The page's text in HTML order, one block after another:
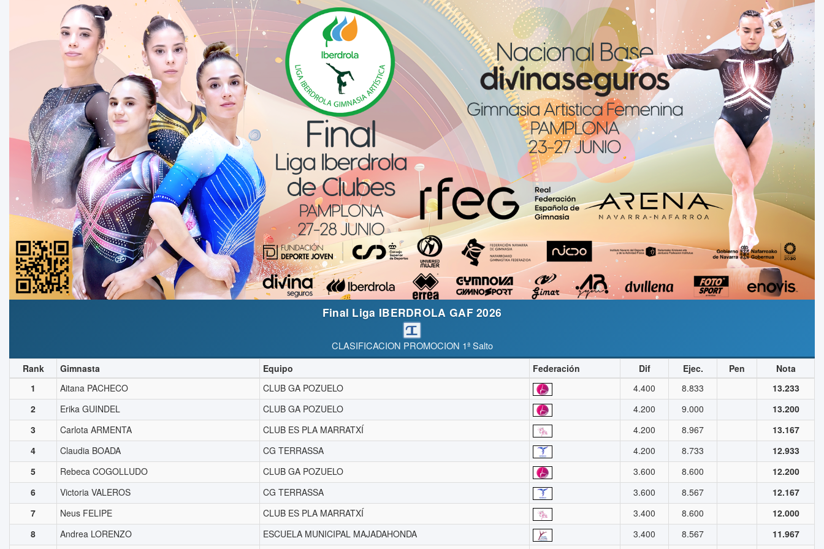
Final Liga IBERDROLA GAF 2026
CLASIFICACION PROMOCION 1ª Salto
Rank Gimnasta Equipo Federación Dif Ejec. Pen
Nota
1
Aitana PACHECO CLUB GA POZUELO 4.400 8.833
13.233
2
Erika GUINDEL CLUB GA POZUELO 4.200 9.000
13.200
3
Carlota ARMENTA CLUB ES PLA MARRATXÍ 4.200 8.967
13.167
4
Claudia BOADA CG TERRASSA 4.200 8.733
12.933
5
Rebeca COGOLLUDO CLUB GA POZUELO 3.600 8.600
12.200
6
Victoria VALEROS CG TERRASSA 3.600 8.567
12.167
7
Neus FELIPE CLUB ES PLA MARRATXÍ 3.400 8.600
12.000
8
Andrea LORENZO ESCUELA MUNICIPAL MAJADAHONDA 3.400 8.567
11.967